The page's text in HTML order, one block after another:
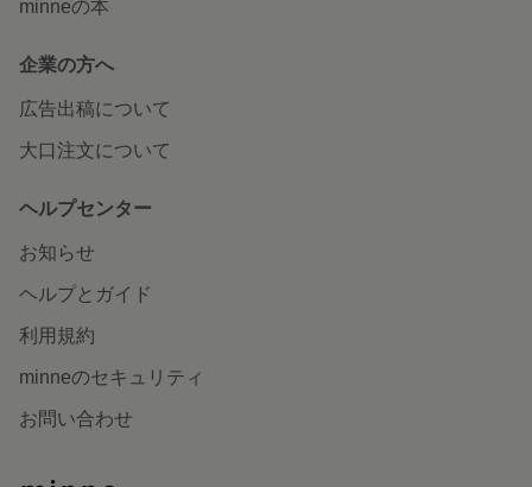
minneの本
企業の方へ
広告出稿について
大口注文について
ヘルプセンター
お知らせ
ヘルプとガイド
利用規約
minneのセキュリティ
お問い合わせ